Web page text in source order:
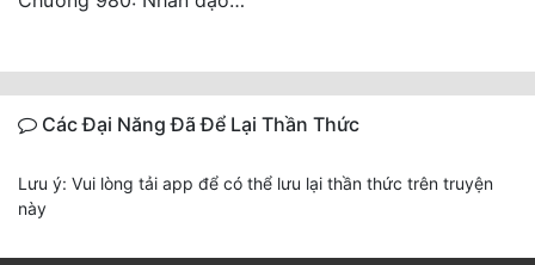
Các Đại Năng Đã Để Lại Thần Thức
Lưu ý: Vui lòng tải app để có thể lưu lại thần thức trên truyện
này